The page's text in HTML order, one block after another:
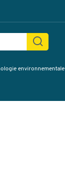
environnementale
Vidéos